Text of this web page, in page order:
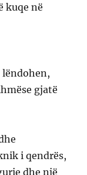
kuqe në
lëndohen,
gjatë
i qendrës,
dhe një